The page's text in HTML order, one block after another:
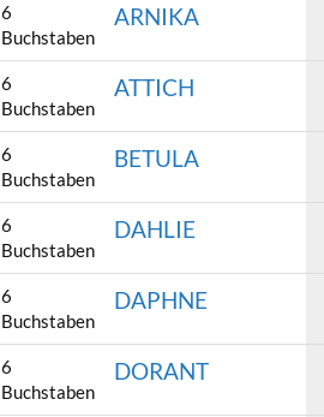
6
Buchstaben
ARNIKA
6
Buchstaben
ATTICH
6
Buchstaben
BETULA
6
Buchstaben
DAHLIE
6
Buchstaben
DAPHNE
6
Buchstaben
DORANT